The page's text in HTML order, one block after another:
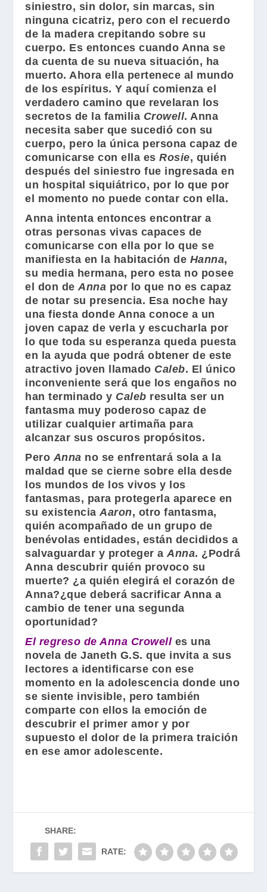
siniestro, sin dolor, sin marcas, sin
ninguna cicatriz, pero con el recuerdo
de la madera crepitando sobre su
cuerpo. Es entonces cuando Anna se
da cuenta de su nueva situación, ha
muerto. Ahora ella pertenece al mundo
de los espíritus. Y aquí comienza el
verdadero camino que revelaran los
secretos de la familia Crowell. Anna
necesita saber que sucedió con su
cuerpo, pero la única persona capaz de
comunicarse con ella esRosie, quién
después del siniestro fue ingresada en
un hospital siquiátrico, por lo que por
el momento no puede contar con ella.
Anna intenta entonces encontrar a
otras personas vivas capaces de
comunicarse con ella por lo que se
manifiesta en la habitación de Hanna,
su media hermana, pero esta no posee
el don deAnna por lo que no es capaz
de notar su presencia. Esa noche hay
una fiesta donde Anna conoce a un
joven capaz de verla y escucharla por
lo que toda su esperanza queda puesta
en la ayuda que podrá obtener de este
atractivo joven llamado Caleb. El único
inconveniente será que los engaños no
han terminado y Caleb resulta ser un
fantasma muy poderoso capaz de
utilizar cualquier artimaña para
alcanzar sus oscuros propósitos.
Pero Anna no se enfrentará sola a la
maldad que se cierne sobre ella desde
los mundos de los vivos y los
fantasmas, para protegerla aparece en
su existenciaAaron, otro fantasma,
quién acompañado de un grupo de
benévolas entidades, están decididos a
salvaguardar y proteger aAnna. ¿Podrá
Anna descubrir quién provoco su
muerte? ¿a quién elegirá el corazón de
Anna?¿que deberá sacrificar Anna a
cambio de tener una segunda
oportunidad?
El regreso de Anna Crowelles una
novela deJaneth G.S. que invita a sus
lectores a identificarse con ese
momento en la adolescencia donde uno
se siente invisible, pero también
comparte con ellos la emoción de
descubrir el primer amor y por
supuesto el dolor de la primera traición
en ese amor adolescente.
SHARE:
RATE: